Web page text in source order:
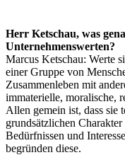
Herr Ketschau, was
Unternehmenswerten?
Marcus Ketschau: Werte
einer Gruppe von
Zusammenleben mit
immaterielle, moralische,
Allen gemein ist, dass sie
grundsätzlichen
Bedürfnissen und
begründen diese.